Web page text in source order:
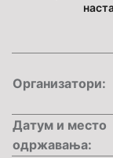
Организатори:
Датум и место
одржавања: